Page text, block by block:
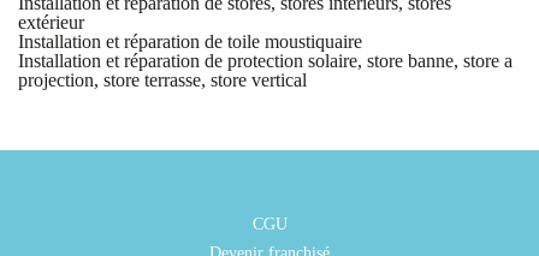
extérieur
Installation et réparation de toile moustiquaire
Installation et réparation de protection solaire, store banne, store a
projection, store terrasse, store vertical
CGU